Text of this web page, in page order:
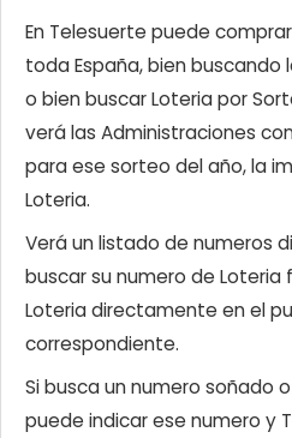
En Telesuerte puede
toda España, bien buscando
o bien buscar Loteria por
verá las Administraciones
para ese sorteo del año, la
Loteria.
Verá un listado de numeros
buscar su numero de
Loteria directamente en el
correspondiente.
Si busca un numero soñado
puede indicar ese numero y